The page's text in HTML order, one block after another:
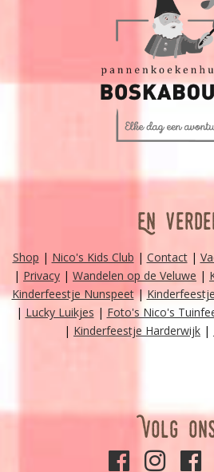
En
Shop | Nico's Kids Club | Contact|
| Privacy | Wandelen op de Veluwe |
Kinderfeestje Nunspeet|
| Lucky Luikjes | Foto's Nico's
| Kinderfeestje Harderwijk |
Volg